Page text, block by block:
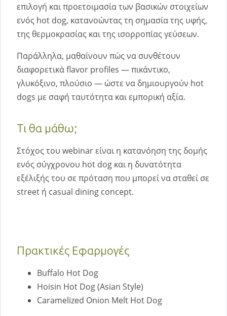
επιλογή και προετοιμασία των βασικών στοιχείων
ενός hot dog, κατανοώντας τη σημασία της υφής,
της θερμοκρασίας και της ισορροπίας γεύσεων.
Παράλληλα, μαθαίνουν πώς να συνθέτουν
διαφορετικά flavor profiles — πικάντικο,
γλυκόξινο, πλούσιο — ώστε να δημιουργούν hot
dogs με σαφή ταυτότητα και εμπορική αξία.
Τι θα μάθω;
Στόχος του webinar είναι η κατανόηση της δομής
ενός σύγχρονου hot dog και η δυνατότητα
εξέλιξής του σε πρόταση που μπορεί να σταθεί σε
street ή casual dining concept.
Πρακτικές Εφαρμογές
Buffalo Hot Dog
Hoisin Hot Dog (Asian Style)
Caramelized Onion Melt Hot Dog